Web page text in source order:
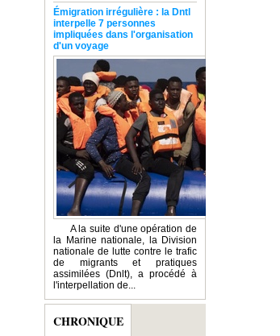
Émigration irrégulière : la Dntl
interpelle 7 personnes
impliquées dans l'organisation
d'un voyage
A la suite d'une opération de
la Marine nationale, la Division
nationale de lutte contre le trafic
de migrants et pratiques
assimilées (Dnlt), a procédé à
l'interpellation de...
CHRONIQUE